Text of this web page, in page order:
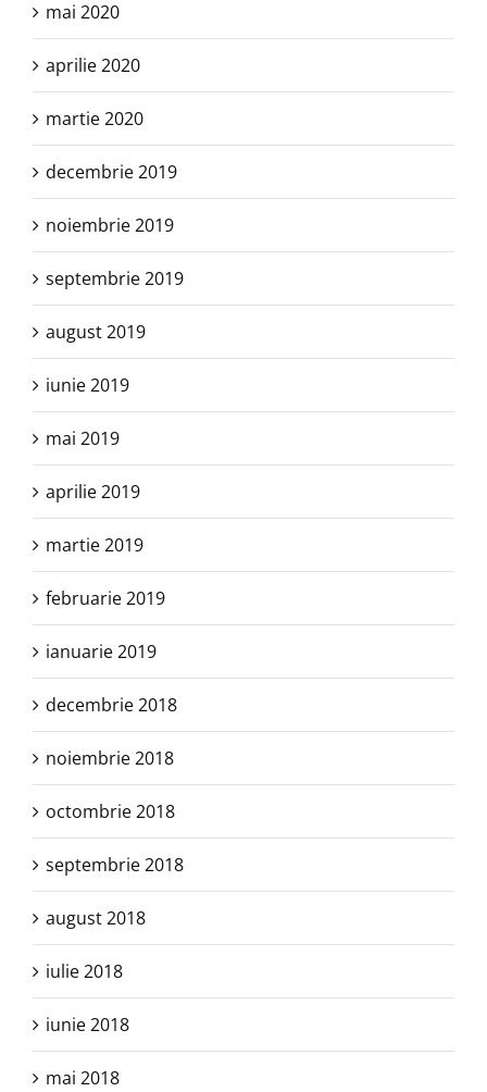
mai 2020
aprilie 2020
martie 2020
decembrie 2019
noiembrie 2019
septembrie 2019
august 2019
iunie 2019
mai 2019
aprilie 2019
martie 2019
februarie 2019
ianuarie 2019
decembrie 2018
noiembrie 2018
octombrie 2018
septembrie 2018
august 2018
iulie 2018
iunie 2018
mai 2018